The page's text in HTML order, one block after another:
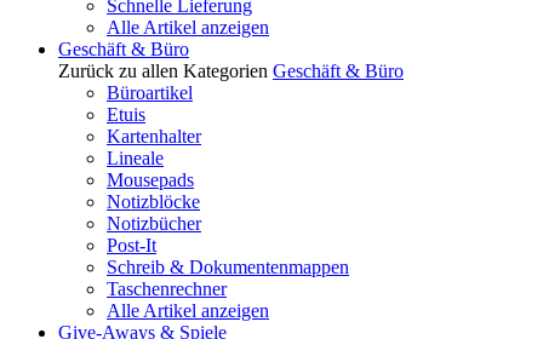
Schnelle Lieferung
Alle Artikel anzeigen
Geschäft & Büro
Zurück zu allen Kategorien Geschäft & Büro
Büroartikel
Etuis
Kartenhalter
Lineale
Mousepads
Notizblöcke
Notizbücher
Post-It
Schreib & Dokumentenmappen
Taschenrechner
Alle Artikel anzeigen
Give-Aways & Spiele